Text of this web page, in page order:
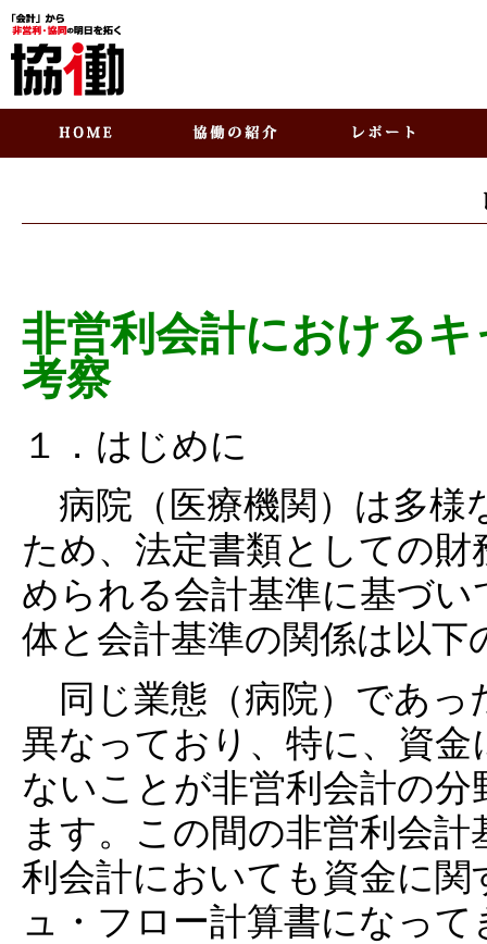
非営利会計における
考察
１．はじめに
病院（医療機関）は多様
ため、法定書類としての
められる会計基準に基づ
体と会計基準の関係は以下
同じ業態（病院）であっ
異なっており、特に、資
ないことが非営利会計の
ます。この間の非営利会
利会計においても資金に
ュ・フロー計算書になっ